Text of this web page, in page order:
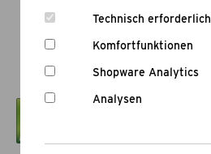
Technisch erforderlich
Komfortfunktionen
Shopware Analytics
Analysen